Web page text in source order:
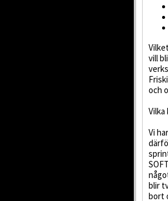
vill
och
Vi
blir
bort